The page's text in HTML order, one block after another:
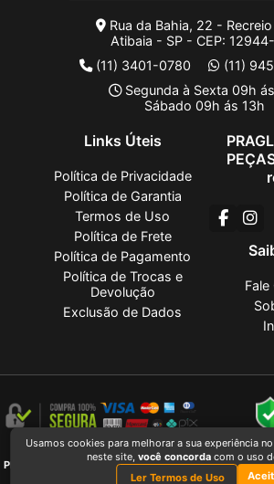
Rua da Bahia, 22 -
Atibaia - SP - CEP:
(11) 3401-0780
(11)
Segunda à Sexta 09h
Sábado 09h ás 13h
Links Úteis
Política de Privacidade
Política de Garantia
Termos de Uso
Política de Frete
Política de Pagamento
Política de Trocas e
Devolução
Exclusão de Dados
PRAGLIOLI AUTO PEÇAS LTDA 2026
PRAGLIOLI AUTO PEÇAS LTDAé uma empresa inscrita
03
Usamos cookies para melhorar a sua experiência
neste site, você concordacom o uso
Ler Termos de Uso